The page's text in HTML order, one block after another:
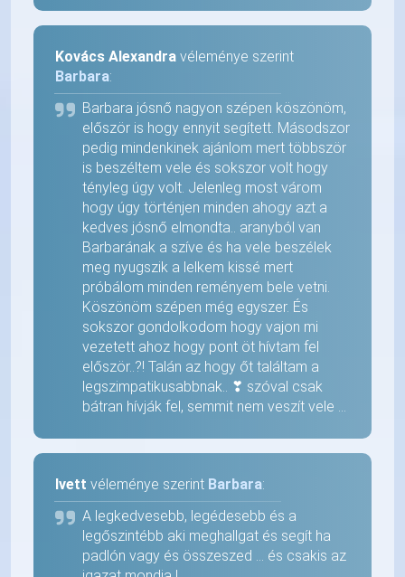
Kovács Alexandra véleménye szerint
Barbara:
Barbara jósnő nagyon szépen köszönöm,
először is hogy ennyit segített. Másodszor
pedig mindenkinek ajánlom mert többször
is beszéltem vele és sokszor volt hogy
tényleg úgy volt. Jelenleg most várom
hogy úgy történjen minden ahogy azt a
kedves jósnő elmondta.. aranyból van
Barbarának a szíve és ha vele beszélek
meg nyugszik a lelkem kissé mert
próbálom minden reményem bele vetni.
Köszönöm szépen még egyszer. És
sokszor gondolkodom hogy vajon mi
vezetett ahoz hogy pont öt hívtam fel
először..?! Talán az hogy őt találtam a
legszimpatikusabbnak.. ❣ szóval csak
bátran hívják fel, semmit nem veszít vele ...
Ivett véleménye szerint Barbara:
A legkedvesebb, legédesebb és a
legőszintébb aki meghallgat és segít ha
padlón vagy és összeszed ... és csakis az